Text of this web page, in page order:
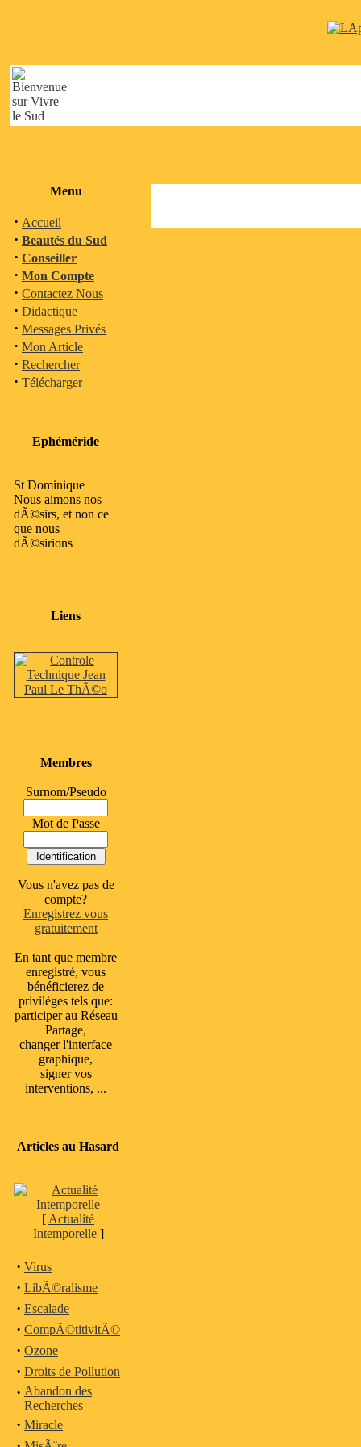
Menu
· Accueil
· Beautés du Sud
· Conseiller
· Mon Compte
· Contactez Nous
· Didactique
· Messages Privés
· Mon Article
· Rechercher
· Télécharger
Ephéméride
St Dominique
Nous aimons nos
dÃ©sirs, et non ce
que nous
dÃ©sirions
Liens
Membres
Surnom/Pseudo
Mot de Passe
Vous n'avez pas de
compte?
Enregistrez vous
gratuitement
En tant que membre
enregistré, vous
bénéficierez de
privilèges tels que:
participer au Réseau
Partage,
changer l'interface
graphique,
signer vos
interventions, ...
Articles au Hasard
[ Actualité
Intemporelle]
· Virus
· LibÃ©ralisme
· Escalade
· CompÃ©titivitÃ©
· Ozone
· Droits de Pollution
· Abandon des
Recherches
· Miracle